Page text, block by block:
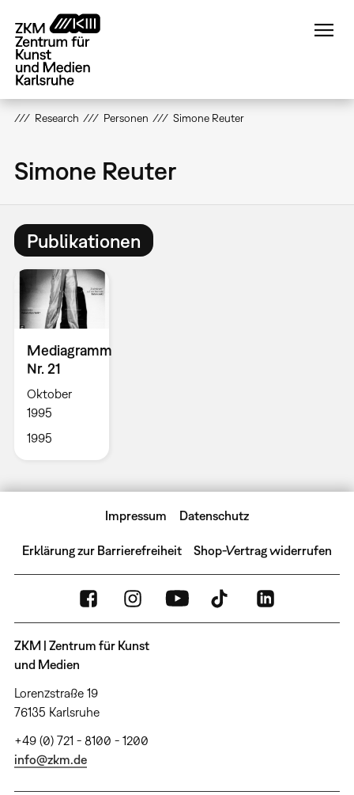
zum
Inhalt
Research Personen Simone Reuter
Simone Reuter
Publikationen
Mediagramm
Nr. 21
Oktober
1995
1995
Impressum Datenschutz
Erklärung zur Barrierefreiheit Shop-Vertrag widerrufen
ZKM | Zentrum für Kunst
und Medien
Lorenzstraße 19
76135 Karlsruhe
+49 (0) 721 - 8100 - 1200
info@zkm.de